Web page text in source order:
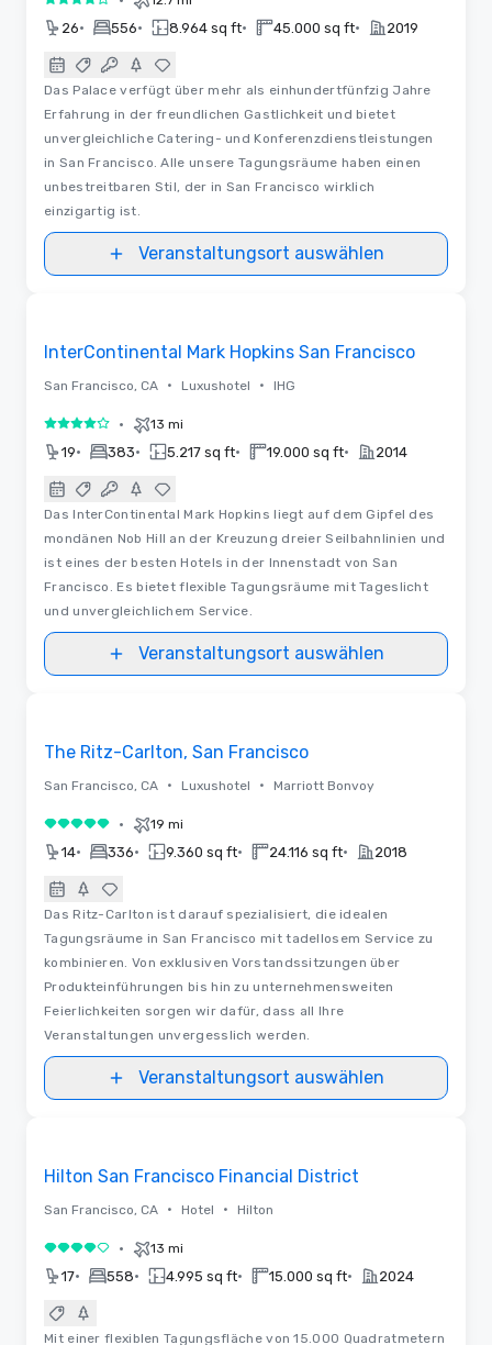
26• 556• 8.964 sq ft• 45.000 sq ft• 2019
Das Palace verfügt über mehr als einhundertfünfzig Jahre
Erfahrung in der freundlichen Gastlichkeit und bietet
unvergleichliche Catering- und Konferenzdienstleistungen
in San Francisco. Alle unsere Tagungsräume haben einen
unbestreitbaren Stil, der in San Francisco wirklich
einzigartig ist.
Veranstaltungsort auswählen
InterContinental Mark Hopkins San Francisco
San Francisco, CA • Luxushotel • IHG
4 von 5 • 13 mi
19• 383• 5.217 sq ft• 19.000 sq ft• 2014
Das InterContinental Mark Hopkins liegt auf dem Gipfel des
mondänen Nob Hill an der Kreuzung dreier Seilbahnlinien und
ist eines der besten Hotels in der Innenstadt von San
Francisco. Es bietet flexible Tagungsräume mit Tageslicht
und unvergleichlichem Service.
Veranstaltungsort auswählen
The Ritz-Carlton, San Francisco
San Francisco, CA • Luxushotel • Marriott Bonvoy
5 von 5 • 19 mi
14• 336• 9.360 sq ft• 24.116 sq ft• 2018
Das Ritz-Carlton ist darauf spezialisiert, die idealen
Tagungsräume in San Francisco mit tadellosem Service zu
kombinieren. Von exklusiven Vorstandssitzungen über
Produkteinführungen bis hin zu unternehmensweiten
Feierlichkeiten sorgen wir dafür, dass all Ihre
Veranstaltungen unvergesslich werden.
Veranstaltungsort auswählen
Hilton San Francisco Financial District
San Francisco, CA • Hotel • Hilton
4 von 5 • 13 mi
17• 558• 4.995 sq ft• 15.000 sq ft• 2024
Mit einer flexiblen Tagungsfläche von 15.000 Quadratmetern